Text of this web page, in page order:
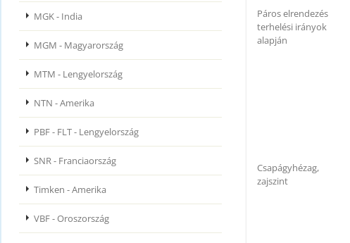
Páros elrendezés
terhelési irányok
alapján
Csapágyhézag,
zajszint
MGK - India
MGM - Magyarország
MTM - Lengyelország
NTN - Amerika
PBF - FLT - Lengyelország
SNR - Franciaország
Timken - Amerika
VBF - Oroszország